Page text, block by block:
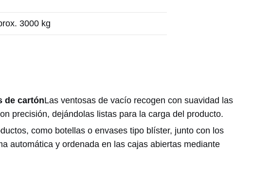
3000 kg
de cartónLas ventosas de vacío recogen con suavidad las
precisión, dejándolas listas para la carga del producto.
como botellas o envases tipo blíster, junto con los
automática y ordenada en las cajas abiertas mediante